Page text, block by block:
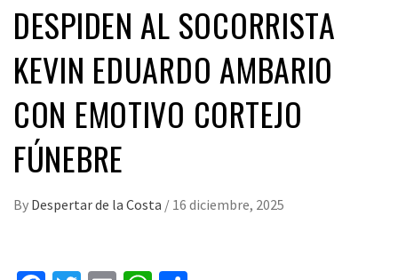
DESPIDEN AL SOCORRISTA
KEVIN EDUARDO AMBARIO
CON EMOTIVO CORTEJO
FÚNEBRE
By Despertar de la Costa / 16 diciembre, 2025